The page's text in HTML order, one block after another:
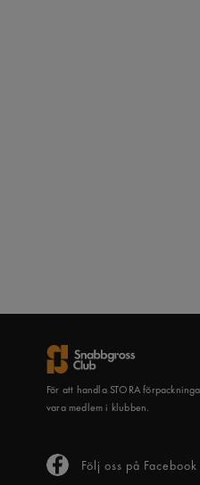
För att handla STORA
vara medlem i klubben.
Följ oss på Facebook